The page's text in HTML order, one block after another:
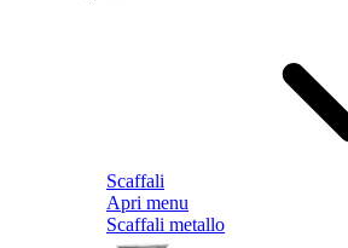
Scaffali
Apri menu
Scaffali metallo